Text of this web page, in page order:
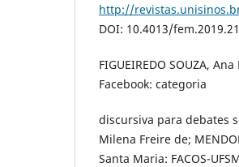
http://
DOI: 10.4013/
FIGUEIREDO SOUZA,
Facebook: categoria
discursiva para debates
Milena Freire de;
Santa Maria: FACOS-